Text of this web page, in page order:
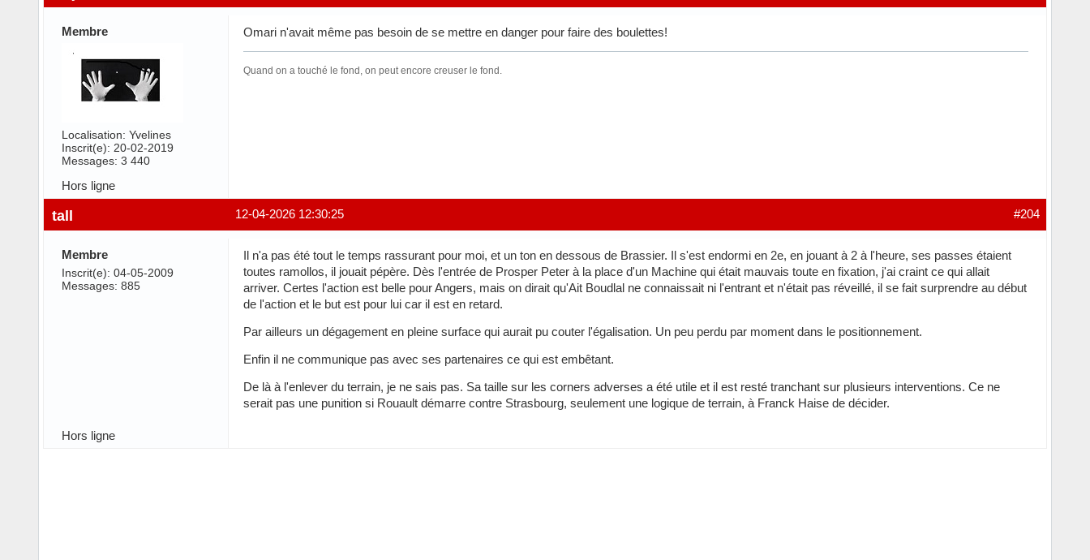
Membre
Localisation: Yvelines
Inscrit(e): 20-02-2019
Messages: 3 440
Omari n'avait même pas besoin de se mettre en danger pour faire des boulettes!
Quand on a touché le fond, on peut encore creuser le fond.
Hors ligne
#204
12-04-2026 12:30:25
tall
Membre
Inscrit(e): 04-05-2009
Messages: 885
Il n'a pas été tout le temps rassurant pour moi, et un ton en dessous de Brassier. Il s'est endormi en 2e, en jouant à 2 à l'heure, ses passes étaient
toutes ramollos, il jouait pépère. Dès l'entrée de Prosper Peter à la place d'un Machine qui était mauvais toute en fixation, j'ai craint ce qui allait
arriver. Certes l'action est belle pour Angers, mais on dirait qu'Ait Boudlal ne connaissait ni l'entrant et n'était pas réveillé, il se fait surprendre au début
de l'action et le but est pour lui car il est en retard.
Par ailleurs un dégagement en pleine surface qui aurait pu couter l'égalisation. Un peu perdu par moment dans le positionnement.
Enfin il ne communique pas avec ses partenaires ce qui est embêtant.
De là à l'enlever du terrain, je ne sais pas. Sa taille sur les corners adverses a été utile et il est resté tranchant sur plusieurs interventions. Ce ne
serait pas une punition si Rouault démarre contre Strasbourg, seulement une logique de terrain, à Franck Haise de décider.
Hors ligne